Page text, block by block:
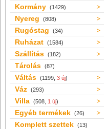
Kormány (1429)
Nyereg (808)
Rugóstag (34)
Ruházat (1584)
Szállítás (182)
Tárolás (87)
Váltás (1199, 3 új)
Váz (293)
Villa (508, 1 új)
Egyéb termékek (26)
Komplett szettek (13)